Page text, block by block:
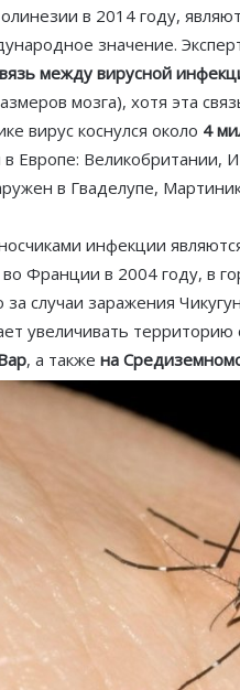
в 2014 году,
значение.
между вирусной
мозга), хотя эта
вирус коснулся около 4
в Европе:
в Гваделупе,
инфекции
Франции в 2004 году, в
за случаи заражения
увеличивать территорию
, а также на